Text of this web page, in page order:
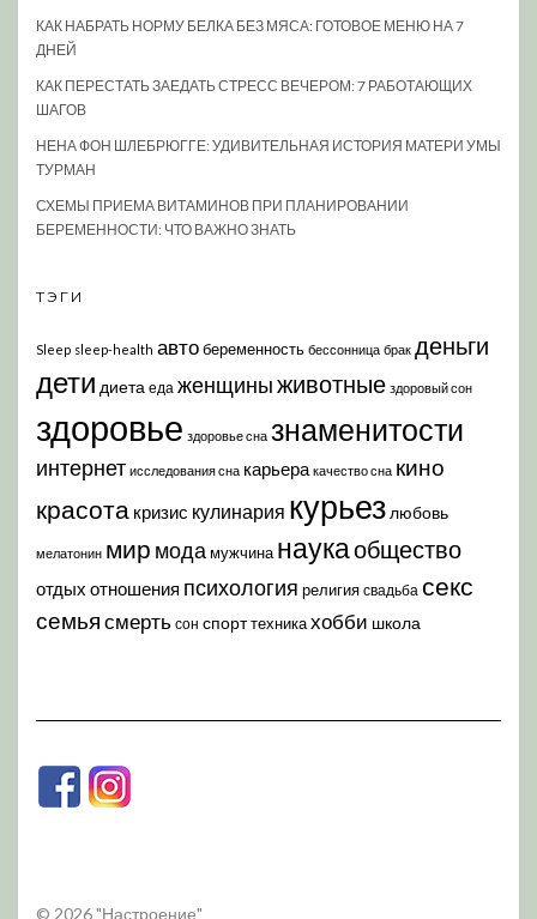
КАК НАБРАТЬ НОРМУ БЕЛКА БЕЗ МЯСА: ГОТОВОЕ МЕНЮ НА 7
ДНЕЙ
КАК ПЕРЕСТАТЬ ЗАЕДАТЬ СТРЕСС ВЕЧЕРОМ: 7 РАБОТАЮЩИХ
ШАГОВ
НЕНА ФОН ШЛЕБРЮГГЕ: УДИВИТЕЛЬНАЯ ИСТОРИЯ МАТЕРИ УМЫ
ТУРМАН
СХЕМЫ ПРИЕМА ВИТАМИНОВ ПРИ ПЛАНИРОВАНИИ
БЕРЕМЕННОСТИ: ЧТО ВАЖНО ЗНАТЬ
ТЭГИ
Sleep sleep-health автобеременность бессонница брак деньги
дети диета еда женщиныживотные здоровый сон
здоровье здоровье сна знаменитости
интернет исследования сна карьера качество сна кино
красота кризис кулинария курьез любовь
мелатонин мир модамужчина наукаобщество
отдых отношения психология религия свадьба секс
семья смерть сон спорттехникахобби школа
© 2026 "Настроение"